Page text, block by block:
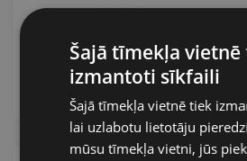
4290.66€
pievienot
Šajā tīmekļa
izmantoti sīkfaili
Šajā tīmekļa vietnē tiek
lai uzlabotu lietotāju
mūsu tīmekļa vietni, jūs